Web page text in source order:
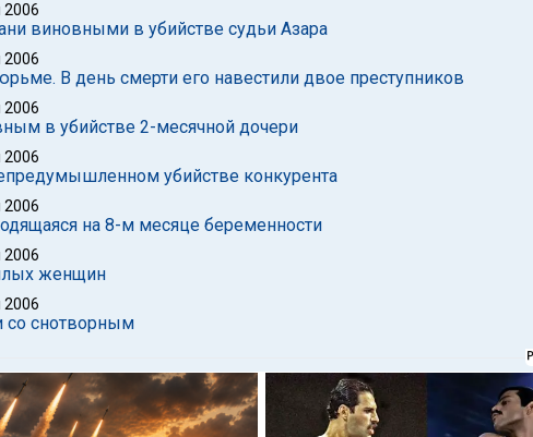
2006
виновными в убийстве судьи Азара
2006
В день смерти его навестили двое преступников
2006
в убийстве 2-месячной дочери
2006
убийстве конкурента
2006
на 8-м месяце беременности
2006
женщин
2006
со снотворным